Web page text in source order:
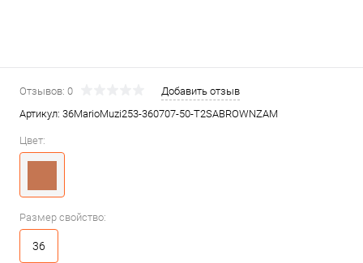
Отзывов: 0
Добавить отзыв
Артикул: 36MarioMuzi253-360707-50-T2SABROWNZAM
Цвет:
Размер свойство:
36